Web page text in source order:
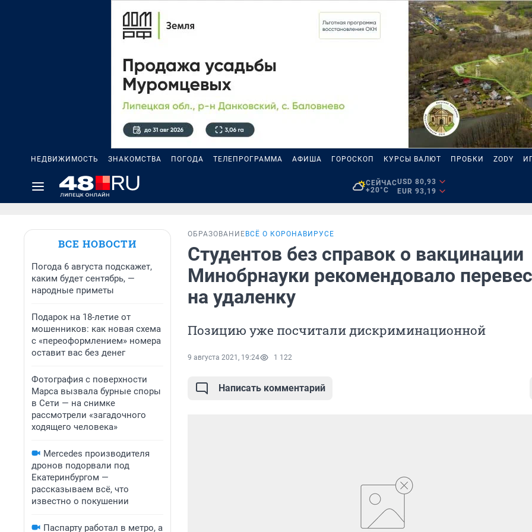
НЕДВИЖИМОСТЬ ЗНАКОМСТВА ПОГОДА ТЕЛЕПРОГРАММА АФИША ГОРОСКОП КУРСЫ ВАЛЮТ ПРОБКИ ZODY
СЕЙЧАС
+20°C
USD 80,93
EUR 93,19
ВСЕ НОВОСТИ
Погода 6 августа подскажет,
каким будет сентябрь, —
народные приметы
Подарок на 18-летие от
мошенников: как новая схема
с «переоформлением» номера
оставит вас без денег
Фотография с поверхности
Марса вызвала бурные споры
в Сети — на снимке
рассмотрели «загадочного
ходящего человека»
Mercedes производителя
дронов подорвали под
Екатеринбургом —
рассказываем всё, что
известно о покушении
Паспарту работал в метро, а
ОБРАЗОВАНИЕ ВСЁ О КОРОНАВИРУСЕ
Студентов без справок о вакцинации
Минобрнауки рекомендовало
на удаленку
Позицию уже посчитали дискриминационной
9 августа 2021, 19:24 1 122
Написать комментарий